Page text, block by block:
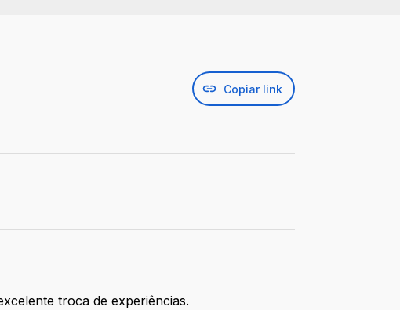
Copiar link
troca de experiências.